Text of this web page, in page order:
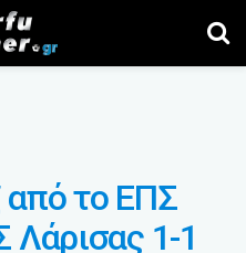
το ΕΠΣ
1-1